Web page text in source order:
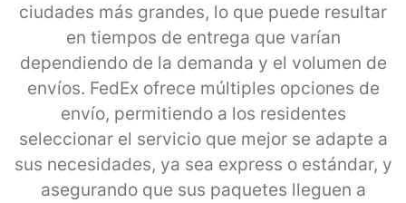
ciudades más grandes, lo que puede resultar
en tiempos de entrega que varían
dependiendo de la demanda y el volumen de
envíos. FedEx ofrece múltiples opciones de
envío, permitiendo a los residentes
seleccionar el servicio que mejor se adapte a
sus necesidades, ya sea express o estándar, y
asegurando que sus paquetes lleguen a